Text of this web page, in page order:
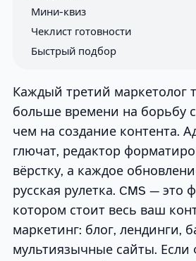
Мини-квиз
Чеклист готовности
Быстрый подбор
Каждый третий маркетолог
больше времени на борьбу
чем на создание контента.
глючат, редактор
вёрстку, а каждое
русская рулетка. CMS — это
котором стоит весь ваш
маркетинг: блог, лендинги,
мультиязычные сайты. Если